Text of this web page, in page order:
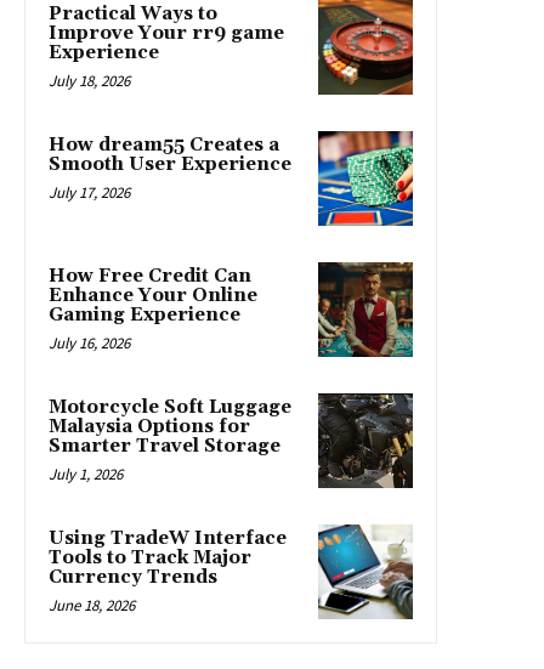
Practical Ways to
Improve Your rr9 game
Experience
July 18, 2026
How dream55 Creates a
Smooth User Experience
July 17, 2026
How Free Credit Can
Enhance Your Online
Gaming Experience
July 16, 2026
Motorcycle Soft Luggage
Malaysia Options for
Smarter Travel Storage
July 1, 2026
Using TradeW Interface
Tools to Track Major
Currency Trends
June 18, 2026